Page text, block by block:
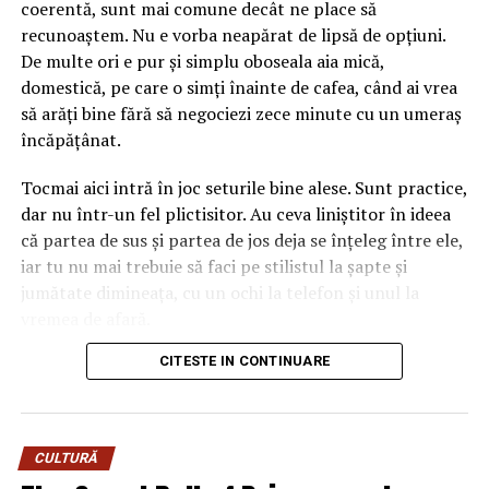
floare lângă el. Dacă ignori amănuntul ăsta, ajungi ușor
la un aranjament care se bate cap în cap, în care
albastrul rece și florile nimeresc în registre care nu
vorbesc între ele.
Gândește-te la el ca la o piesă vestimentară cu
întâmplare pe dedesubt, ci cauți ce-l pune în valoare.
Aici e la fel. Albastrul cere ori contraste calde care îl
scot în față, ori tonuri reci care îl liniștesc și îl extind.
Sezonul intervine exact în decizia asta, pentru că ne
Mai e un lucru pe care l-am prins abia în timp. Florile
de lumina anotimpului. Un roz care pare delicat în
aprilie devine spălăcit într-o zi cenușie de noiembrie.
coerentă, sunt mai comune decât ne place să
recunoaștem. Nu e vorba neapărat de lipsă de opțiuni.
De multe ori e pur și simplu oboseala aia mică,
domestică, pe care o simți înainte de cafea, când ai vrea
să arăți bine fără să negociezi zece minute cu un umeraș
încăpățânat.
Tocmai aici intră în joc seturile bine alese. Sunt practice,
dar nu într-un fel plictisitor. Au ceva liniștitor în ideea
că partea de sus și partea de jos deja se înțeleg între ele,
iar tu nu mai trebuie să faci pe stilistul la șapte și
jumătate dimineața, cu un ochi la telefon și unul la
Numai că nu orice compleu e bun pentru viața reală. Una
lumina perfectă și modelul care pare că n-a alergat
niciodată după autobuz, și alta e să funcționeze într-o zi
normală, cu mers mult, birou, cumpărături, poate o
CITESTE IN CONTINUARE
CULTURĂ